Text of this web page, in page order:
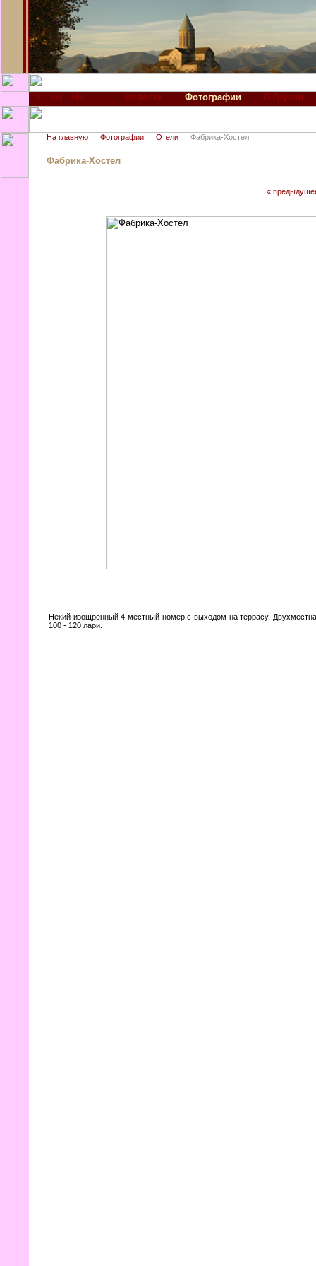
Новости Фотографии О Грузии
На главную Фотографии Отели Фабрика-Хостел
Фабрика-Хостел
«
Некий изощренный 4-местный номер с выходом на террасу.
100 - 120 лари.